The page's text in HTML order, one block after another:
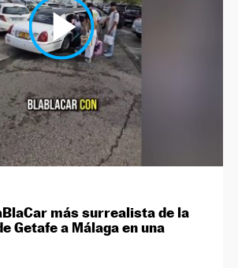
más surrealista de la
Getafe a Málaga en una